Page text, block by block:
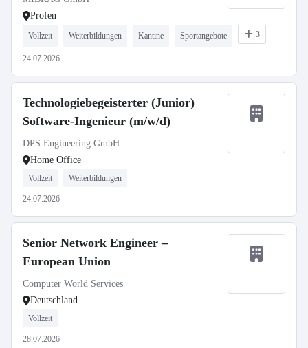
Profen
Vollzeit Weiterbildungen Kantine Sportangebote 3
24.07.2026
Technologiebegeisterter (Junior)
Software-Ingenieur (m/w/d)
DPS Engineering GmbH
Home Office
Vollzeit Weiterbildungen
24.07.2026
Senior Network Engineer –
European Union
Computer World Services
Deutschland
Vollzeit
28.07.2026